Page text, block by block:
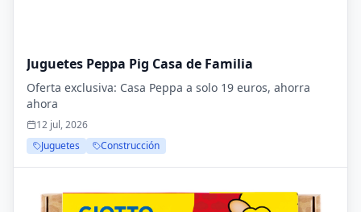
Juguetes Peppa Pig Casa de Familia
Oferta exclusiva: Casa Peppa a solo 19 euros, ahorra
ahora
12 jul, 2026
Juguetes
Construcción